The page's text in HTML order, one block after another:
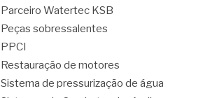
Parceiro Watertec KSB
Peças sobressalentes
PPCI
Restauração de motores
Sistema de pressurização de água